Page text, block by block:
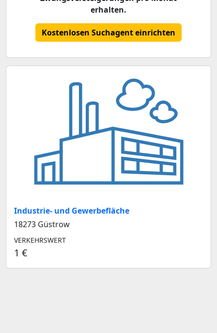
erhalten.
Kostenlosen Suchagent einrichten
Industrie- und Gewerbefläche
18273 Güstrow
VERKEHRSWERT
1 €